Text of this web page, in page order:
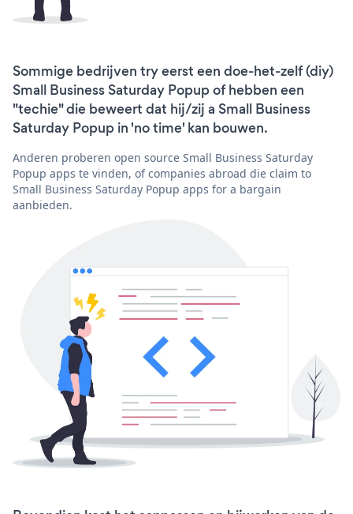
Sommige bedrijven try eerst een doe-het-zelf (diy)
Small Business Saturday Popup of hebben een
"techie" die beweert dat hij/zij a Small Business
Saturday Popup in 'no time' kan bouwen.
Anderen proberen open source Small Business Saturday
Popup apps te vinden, of companies abroad die claim to
Small Business Saturday Popup apps for a bargain
aanbieden.